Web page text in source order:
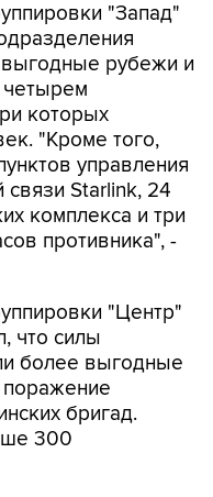
"Запад"
выгодные рубежи и
четырем
которых
"Кроме того,
управления
Starlink, 24
комплекса и три
противника", -
"Центр"
что силы
более выгодные
поражение
бригад.
300